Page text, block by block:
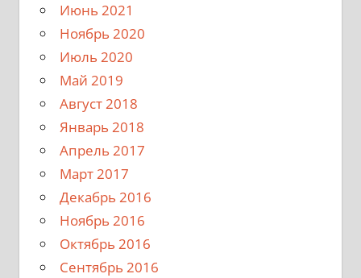
Июнь 2021
Ноябрь 2020
Июль 2020
Май 2019
Август 2018
Январь 2018
Апрель 2017
Март 2017
Декабрь 2016
Ноябрь 2016
Октябрь 2016
Сентябрь 2016